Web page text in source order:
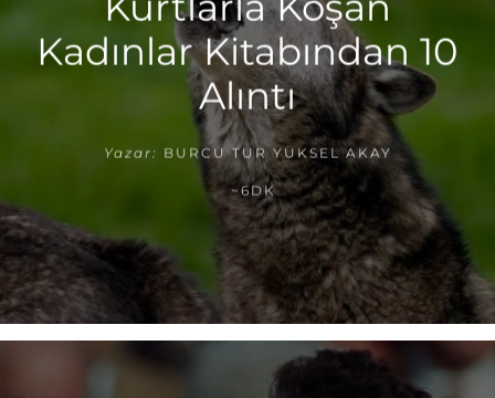
Kadınlar Kitabından 10
Alıntı
Yazar: BURCU TUR YÜKSEL AKAY
~6DK